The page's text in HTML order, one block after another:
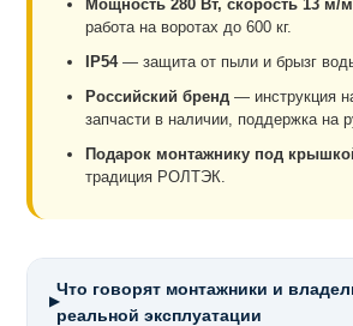
Мощность 280 Вт, скорость 13 м/
работа на воротах до 600 кг.
IP54— защита от пыли и брызг
Российский бренд — инструкция
запчасти в наличии, поддержка на
Подарок монтажнику под
традиция РОЛТЭК.
▶
Что говорят монтажники и
реальной эксплуатации